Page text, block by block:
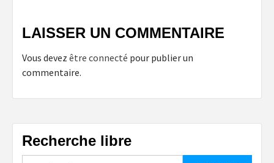
LAISSER UN COMMENTAIRE
Vous devez être connecté pour publier un
commentaire.
Recherche libre